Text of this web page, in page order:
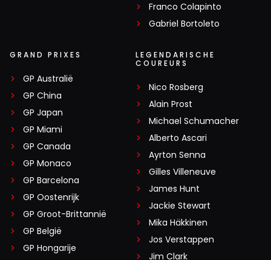
Franco Colapinto
Gabriel Bortoleto
GRAND PRIXES
GP Australië
GP China
GP Japan
GP Miami
GP Canada
GP Monaco
GP Barcelona
GP Oostenrijk
GP Groot-Brittannië
GP België
GP Hongarije
LEGENDARISCHE
COUREURS
Nico Rosberg
Alain Prost
Michael Schumacher
Alberto Ascari
Ayrton Senna
Gilles Villeneuve
James Hunt
Jackie Stewart
Mika Häkkinen
Jos Verstappen
Jim Clark